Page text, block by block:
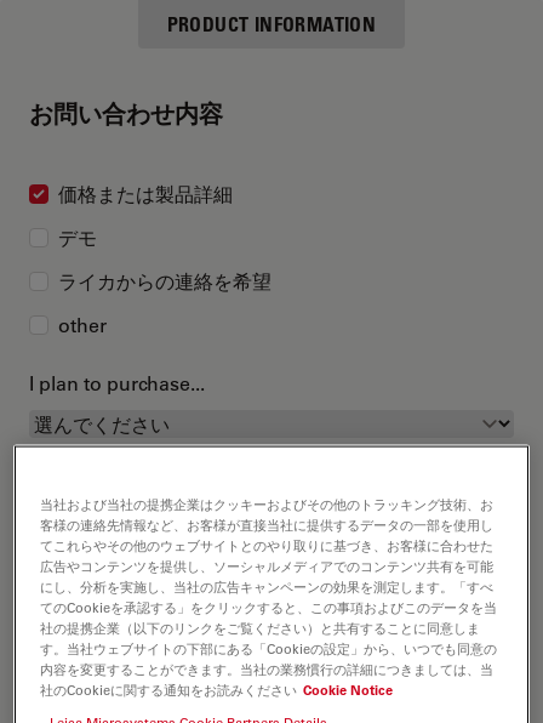
PRODUCT INFORMATION
お問い合わせ内容
価格または製品詳細
デモ
ライカからの連絡を希望
other
I plan to purchase...
お客様情報
役職 オプションの
当社および当社の提携企業はクッキーおよびその他のトラッキング技術、お
客様の連絡先情報など、お客様が直接当社に提供するデータの一部を使用し
てこれらやその他のウェブサイトとのやり取りに基づき、お客様に合わせた
広告やコンテンツを提供し、ソーシャルメディアでのコンテンツ共有を可能
にし、分析を実施し、当社の広告キャンペーンの効果を測定します。「すべ
てのCookieを承認する」をクリックすると、この事項およびこのデータを当
社の提携企業（以下のリンクをご覧ください）と共有することに同意しま
す。当社ウェブサイトの下部にある「Cookieの設定」から、いつでも同意の
内容を変更することができます。当社の業務慣行の詳細につきましては、当
社のCookieに関する通知をお読みください Cookie Notice